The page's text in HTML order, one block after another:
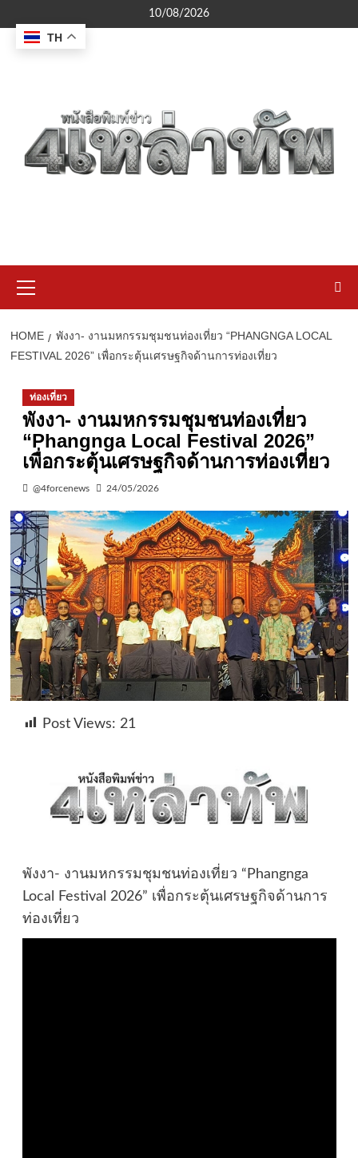
to
content
10/08/2026
Menu
HOME
พังงา- งานมหกรรมชุมชนท่องเที่ยว “PHANGNGA LOCAL
FESTIVAL 2026” เพื่อกระตุ้นเศรษฐกิจด้านการท่องเที่ยว
ท่องเที่ยว
พังงา- งานมหกรรมชุมชนท่องเที่ยว
“Phangnga Local Festival 2026”
เพื่อกระตุ้นเศรษฐกิจด้านการท่องเที่ยว
@4forcenews 24/05/2026
Post Views: 21
พังงา- งานมหกรรมชุมชนท่องเที่ยว “Phangnga
Local Festival 2026” เพื่อกระตุ้นเศรษฐกิจด้านการ
ท่องเที่ยว
TH